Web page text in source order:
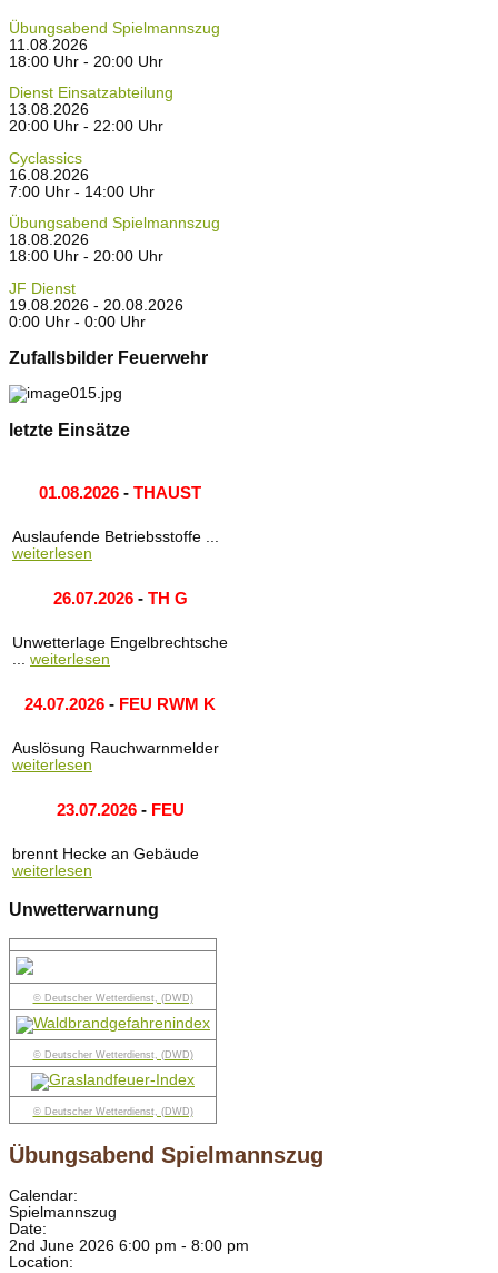
Übungsabend Spielmannszug
11.08.2026
18:00 Uhr - 20:00 Uhr
Dienst Einsatzabteilung
13.08.2026
20:00 Uhr - 22:00 Uhr
Cyclassics
16.08.2026
7:00 Uhr - 14:00 Uhr
Übungsabend Spielmannszug
18.08.2026
18:00 Uhr - 20:00 Uhr
JF Dienst
19.08.2026 - 20.08.2026
0:00 Uhr - 0:00 Uhr
Zufallsbilder Feuerwehr
letzte Einsätze
01.08.2026 - THAUST
Auslaufende Betriebsstoffe ...
weiterlesen
26.07.2026- TH G
Unwetterlage Engelbrechtsche
... weiterlesen
24.07.2026 - FEU RWM K
Auslösung Rauchwarnmelder
weiterlesen
23.07.2026- FEU
brennt Hecke an Gebäude
weiterlesen
Unwetterwarnung
© Deutscher Wetterdienst, (DWD)
© Deutscher Wetterdienst, (DWD)
© Deutscher Wetterdienst, (DWD)
Übungsabend Spielmannszug
Calendar:
Spielmannszug
Date:
2nd June 2026 6:00 pm - 8:00 pm
Location: